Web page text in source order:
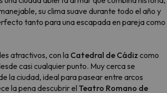
su clima suave durante todo el año y
tanto para una escapada en pareja como
atractivos, con la Catedral de Cádiz como
casi cualquier punto. Muy cerca se
la ciudad, ideal para pasear entre arcos
la pena descubrir el Teatro Romano de